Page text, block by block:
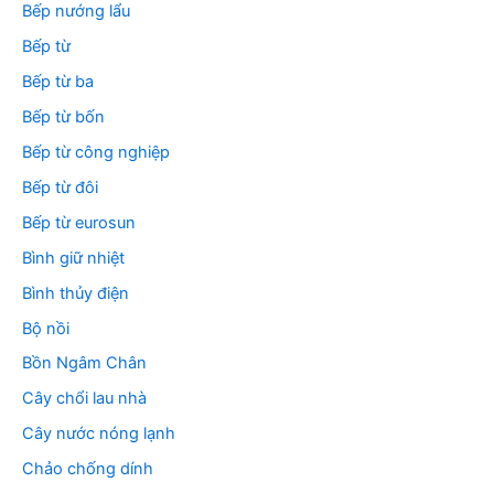
Bếp nướng lẩu
Bếp từ
Bếp từ ba
Bếp từ bốn
Bếp từ công nghiệp
Bếp từ đôi
Bếp từ eurosun
Bình giữ nhiệt
Bình thủy điện
Bộ nồi
Bồn Ngâm Chân
Cây chổi lau nhà
Cây nước nóng lạnh
Chảo chống dính